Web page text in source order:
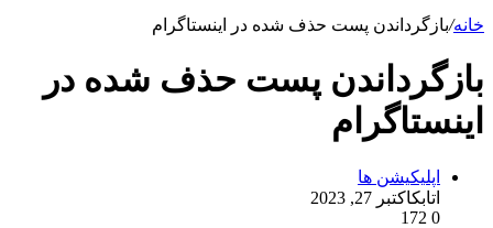
خانه/بازگرداندن پست حذف شده در اینستاگرام
بازگرداندن پست حذف شده در
اینستاگرام
اپلیکیشن ها
اتابکاکتبر 27, 2023
0